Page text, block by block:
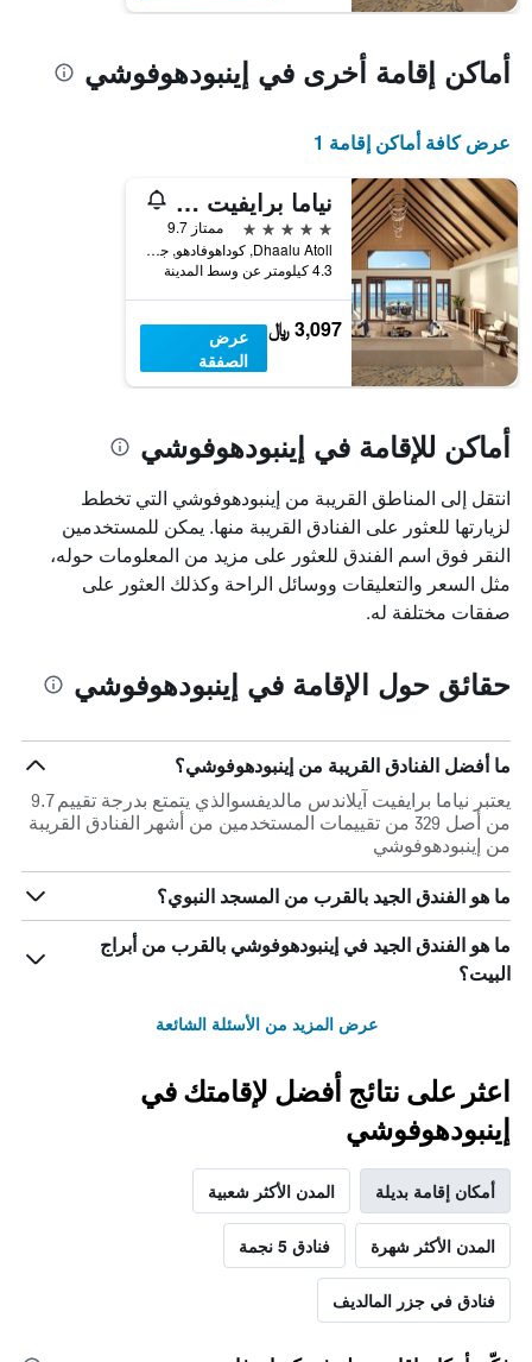
أماكن إقامة أخرى في إينبودهوفوشي
عرض كافة أماكن إقامة 1
نياما برايفيت آيلاندس مالديفس
5 نجوم
ممتاز 9.7
Dhaalu Atoll, كوداهوفادهو, جزر المالديف
4.3 كيلومتر عن وسط المدينة
3,097 ﷼
عرض
الصفقة
أماكن للإقامة في إينبودهوفوشي
انتقل إلى المناطق القريبة من إينبودهوفوشي التي تخطط
لزيارتها للعثور على الفنادق القريبة منها. يمكن للمستخدمين
النقر فوق اسم الفندق للعثور على مزيد من المعلومات حوله،
مثل السعر والتعليقات ووسائل الراحة وكذلك العثور على
صفقات مختلفة له.
حقائق حول الإقامة في إينبودهوفوشي
ما أفضل الفنادق القريبة من إينبودهوفوشي؟
يعتبر نياما برايفيت آيلاندس مالديفسوالذي يتمتع بدرجة تقييم 9.7
من أصل 329 من تقييمات المستخدمين من أشهر الفنادق القريبة
من إينبودهوفوشي
ما هو الفندق الجيد بالقرب من المسجد النبوي؟
ما هو الفندق الجيد في إينبودهوفوشي بالقرب من أبراج
البيت؟
عرض المزيد من الأسئلة الشائعة
اعثر على نتائج أفضل لإقامتك في
إينبودهوفوشي
أمكان إقامة بديلة المدن الأكثر شعبية
المدن الأكثر شهرة فنادق 5 نجمة
فنادق في جزر المالديف